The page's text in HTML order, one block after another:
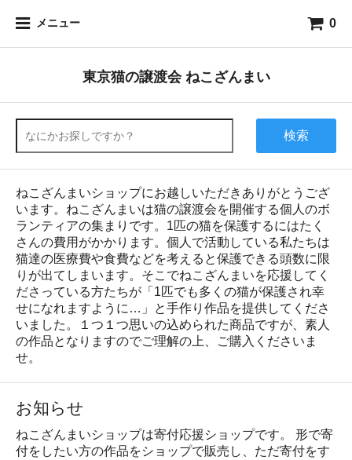
メニュー 0
東京猫の譲渡会 ねこざんまい
検索
ねこざんまいショップにお越しいただきありがとうござ
います。ねこざんまいは猫の譲渡会を開催する個人のボ
ランティアの集まりです。1匹の猫を保護するにはたく
さんの費用がかかります。個人で活動している私たちは
猫達の医療費や食費などを考えると保護できる頭数に限
りが出てしまいます。そこでねこざんまいを応援してく
ださっている方たちが「1匹でも多くの猫が保護され幸
せになれますように…」と手作り作品を提供してくださ
いました。１つ１つ思いの込められた商品ですが、素人
の作品となりますのでご理解の上、ご購入くださいま
せ。
お知らせ
ねこざんまいショップは寄付応援ショップです。 形で寄
付をしたい方の作品をショップで販売し、ただ寄付をす